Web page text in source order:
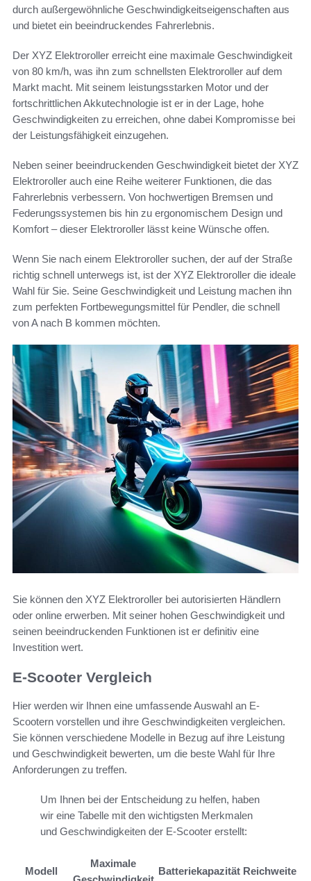
durch außergewöhnliche Geschwindigkeitseigenschaften aus
und bietet ein beeindruckendes Fahrerlebnis.
Der XYZ Elektroroller erreicht eine maximale Geschwindigkeit
von 80 km/h, was ihn zum schnellsten Elektroroller auf dem
Markt macht. Mit seinem leistungsstarken Motor und der
fortschrittlichen Akkutechnologie ist er in der Lage, hohe
Geschwindigkeiten zu erreichen, ohne dabei Kompromisse bei
der Leistungsfähigkeit einzugehen.
Neben seiner beeindruckenden Geschwindigkeit bietet der XYZ
Elektroroller auch eine Reihe weiterer Funktionen, die das
Fahrerlebnis verbessern. Von hochwertigen Bremsen und
Federungssystemen bis hin zu ergonomischem Design und
Komfort – dieser Elektroroller lässt keine Wünsche offen.
Wenn Sie nach einem Elektroroller suchen, der auf der Straße
richtig schnell unterwegs ist, ist der XYZ Elektroroller die ideale
Wahl für Sie. Seine Geschwindigkeit und Leistung machen ihn
zum perfekten Fortbewegungsmittel für Pendler, die schnell
von A nach B kommen möchten.
Sie können den XYZ Elektroroller bei autorisierten Händlern
oder online erwerben. Mit seiner hohen Geschwindigkeit und
seinen beeindruckenden Funktionen ist er definitiv eine
Investition wert.
E-Scooter Vergleich
Hier werden wir Ihnen eine umfassende Auswahl an E-
Scootern vorstellen und ihre Geschwindigkeiten vergleichen.
Sie können verschiedene Modelle in Bezug auf ihre Leistung
und Geschwindigkeit bewerten, um die beste Wahl für Ihre
Anforderungen zu treffen.
Um Ihnen bei der Entscheidung zu helfen, haben
wir eine Tabelle mit den wichtigsten Merkmalen
und Geschwindigkeiten der E-Scooter erstellt:
Modell
Maximale
Batteriekapazität Reichweite